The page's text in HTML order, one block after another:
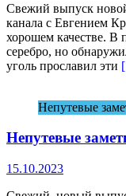
Свежий выпуск
канала с Евгением
хорошем качестве. В
серебро, но
уголь прославил эти
Непутевые
Непутевые
15.10.2023